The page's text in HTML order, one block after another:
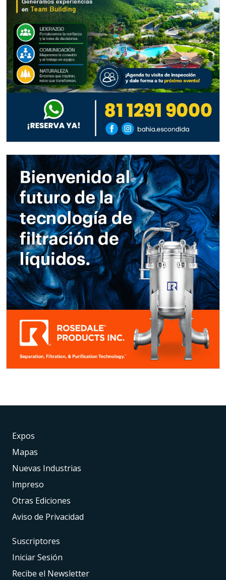
Expos
Mapas
Nuevas Industrias
Impreso
Otras Ediciones
Aviso de Privacidad
Suscriptores
Iniciar Sesión
Recibe el Newsletter